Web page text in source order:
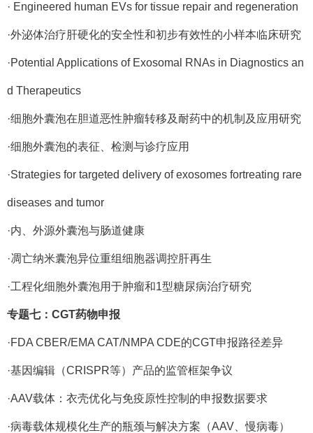
· Engineered human EVs for tissue repair and regeneration
·外泌体治疗肝硬化的安全性和初步有效性的小样本临床研究
·Potential Applications of Exosomal RNAs in Diagnostics an
d Therapeutics
·细胞外囊泡在胆道恶性肿瘤转移及耐药中的机制及应用研究
·细胞外囊泡的表征、检测与诊疗应用
·Strategies for targeted delivery of exosomes fortreating rare
diseases and tumor
·内、外源外囊泡与肠道健康
·凋亡纳米囊泡异位重组细胞器调控肝再生
·工程化细胞外囊泡用于肿瘤和1型糖尿病治疗研究
专题七： CGT药物申报
·FDA CBER/EMA CAT/NMPA CDE的CGT申报路径差异
·基因编辑（CRISPR等）产品的监管框架争议
·AAV载体：衣壳优化与免疫原性控制的申报数据要求
·病毒载体规模化生产的瓶颈与解决方案（AAV、慢病毒）